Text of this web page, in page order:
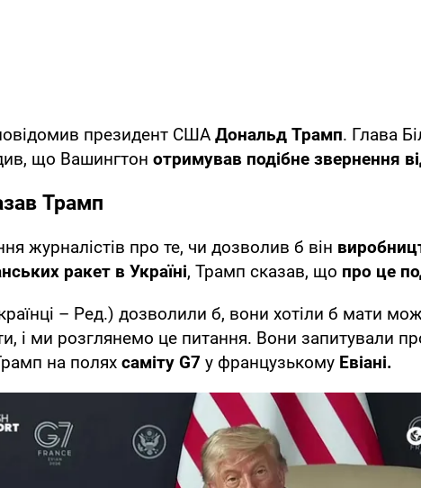
президент США Дональд Трамп. Глава
що Вашингтон отримував подібне звернення
Трамп
журналістів про те, чи дозволив б він
ракет в Україні, Трамп сказав, що про це
– Ред.) дозволили б, вони хотіли б мати
і ми розглянемо це питання. Вони запитували
на полях саміту G7 у французькому Евіані.